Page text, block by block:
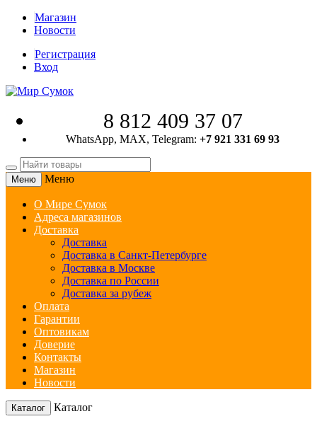
Магазин
Новости
Регистрация
Вход
8 812 409 37 07
WhatsApp, MAX, Telegram: +7 921 331 69 93
Меню Меню
О Мире Сумок
Адреса магазинов
Доставка
Доставка
Доставка в Санкт-Петербурге
Доставка в Москве
Доставка по России
Доставка за рубеж
Оплата
Гарантии
Оптовикам
Доверие
Контакты
Магазин
Новости
Каталог Каталог